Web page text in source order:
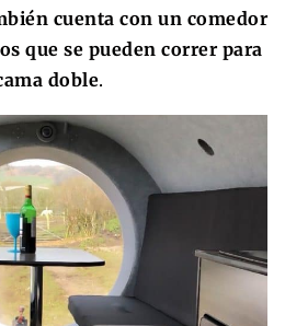
cuenta con un comedor
que se pueden correr para
doble.